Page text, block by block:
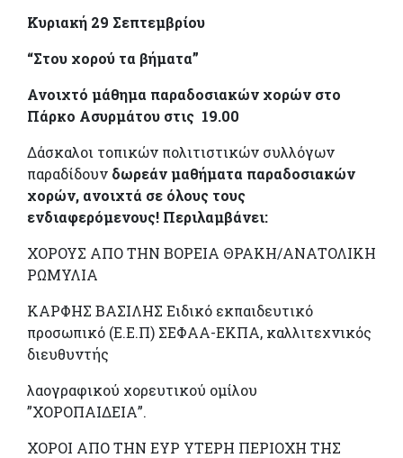
Κυριακή 29 Σεπτεμβρίου
“Στου χορού τα βήματα”
Ανοιχτό μάθημα παραδοσιακών χορών στο
Πάρκο Ασυρμάτου στις 19.00
Δάσκαλοι τοπικών πολιτιστικών συλλόγων
παραδίδουν δωρεάν μαθήματα παραδοσιακών
χορών, ανοιχτά σε όλους τους
ενδιαφερόμενους! Περιλαμβάνει:
ΧΟΡΟΥΣ ΑΠΟ ΤΗΝ ΒΟΡΕΙΑ ΘΡΑΚΗ/ΑΝΑΤΟΛΙΚΗ
ΡΩΜΥΛΙΑ
ΚΑΡΦΗΣ ΒΑΣΙΛΗΣ Ειδικό εκπαιδευτικό
προσωπικό (Ε.Ε.Π) ΣΕΦΑΑ-ΕΚΠΑ, καλλιτεχνικός
διευθυντής
λαογραφικού χορευτικού ομίλου
”ΧΟΡΟΠΑΙΔΕΙΑ”.
ΧΟΡΟΙ ΑΠΟ ΤΗΝ ΕΥΡ ΥΤΕΡΗ ΠΕΡΙΟΧΗ ΤΗΣ